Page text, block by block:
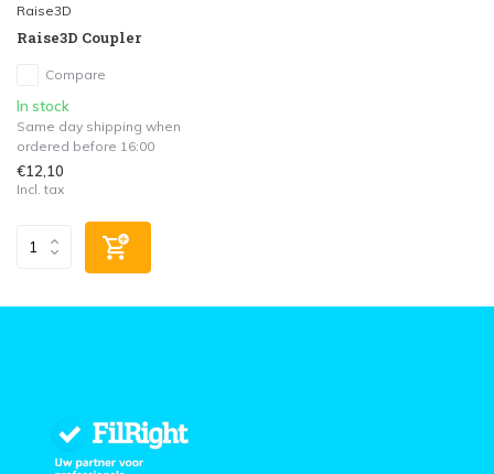
Raise3D
Raise3D Coupler
Compare
In stock
Same day shipping when
ordered before 16:00
€12,10
Incl. tax